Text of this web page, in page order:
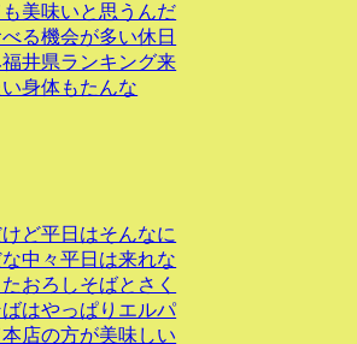
美味いと思うんだ
る機会が多い休日
井県ランキング来
身体もたんな
ど平日はそんなに
中々平日は来れな
おろしそばとさく
はやっぱりエルパ
店の方が美味しい